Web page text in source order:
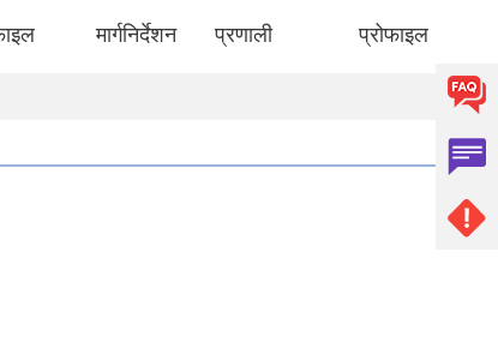
मार्गनिर्देशन प्रणाली प्रोफाइल